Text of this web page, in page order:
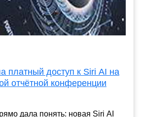
платный доступ к Siri AI на
отчётной конференции
дала понять: новая Siri AI